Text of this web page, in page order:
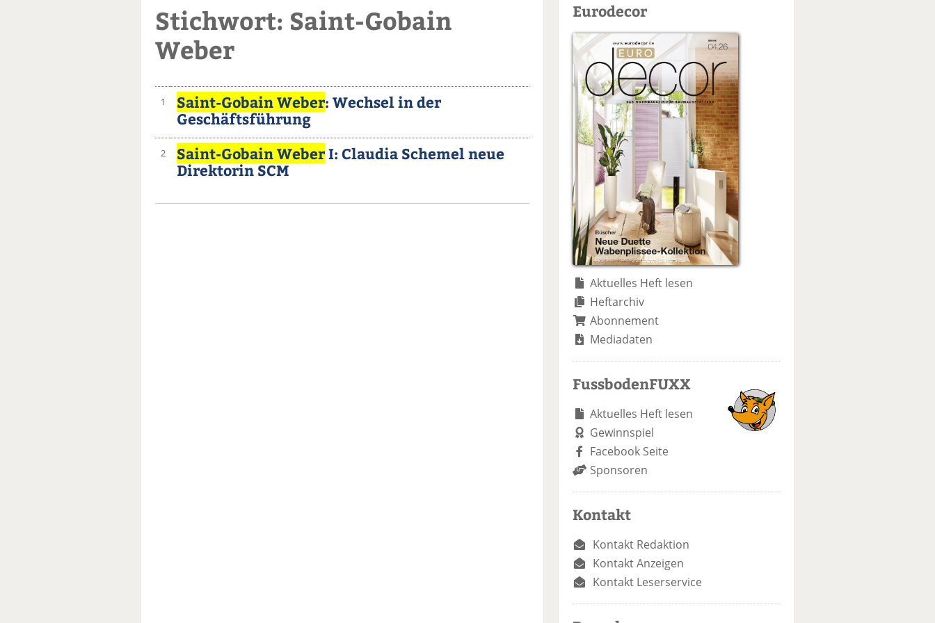
Stichwort: Saint-Gobain
Weber
1 Saint-Gobain Weber: Wechsel in der
Geschäftsführung
2 Saint-Gobain WeberI: Claudia Schemel neue
Direktorin SCM
Eurodecor
Aktuelles Heft lesen
Heftarchiv
Abonnement
Mediadaten
FussbodenFUXX
Aktuelles Heft lesen
Gewinnspiel
Facebook Seite
Sponsoren
Kontakt
Kontakt Redaktion
Kontakt Anzeigen
Kontakt Leserservice